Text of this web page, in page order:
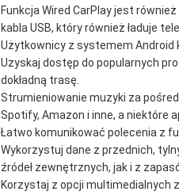
Funkcja Wired CarPlay jest
kabla USB, który również ładuje
Użytkownicy z systemem Android
Uzyskaj dostęp do popularnych
dokładną trasę.
Strumieniowanie muzyki za
Spotify, Amazon i inne, a niektóre
Łatwo komunikować polecenia z
Wykorzystuj dane z przednich,
źródeł zewnętrznych, jak i z
Korzystaj z opcji multimedialnych